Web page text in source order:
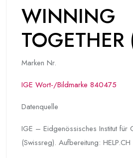
WINNING
Marken Nr.
IGE Wort-/Bildmarke 840475
Datenquelle
IGE – Eidgenössisches Institut für
(Swissreg). Aufbereitung: HELP.CH